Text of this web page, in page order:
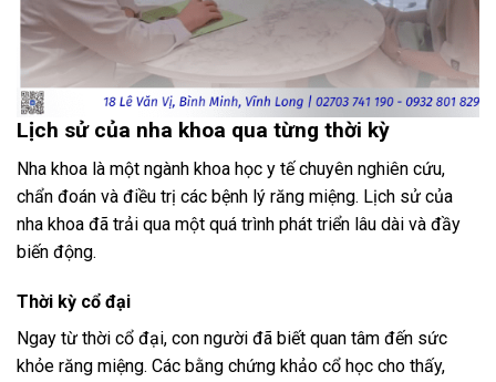
Lịch sử của nha khoa qua từng thời kỳ
Nha khoa là một ngành khoa học y tế chuyên nghiên cứu,
chẩn đoán và điều trị các bệnh lý răng miệng. Lịch sử của
nha khoa đã trải qua một quá trình phát triển lâu dài và đầy
biến động.
Thời kỳ cổ đại
Ngay từ thời cổ đại, con người đã biết quan tâm đến sức
khỏe răng miệng. Các bằng chứng khảo cổ học cho thấy,